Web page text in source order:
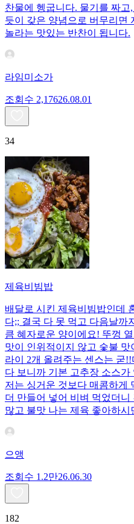
찬물에 헹굽니다. 물기를 짜
듯이 갖은 양념으로 버무리면
놀라는 맛있는 반찬이 됩니다.
라임미소가
조회수 2,17626.08.01
34
제육비빔밥
배달로 시킨 제육비빔밥인데
다;; 결국 다 못 먹고 다음날까
큼 혜자로운 양이에요! 뚜껑
맛이 인위적이지 않고 숯불
라이 2개 올려주는 센스는 굳
다 보니까 기본 고추장 소스
저는 싱거운 것보다 매콤하게
더 만들어 넣어 비벼 먹었더
많고 불맛 나는 제육 좋아하
으앵
조회수 1.2만26.06.30
182